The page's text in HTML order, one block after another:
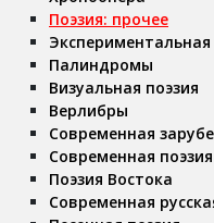
Поэзия: прочее
Экспериментальная
Палиндромы
Визуальная поэзия
Верлибры
Современная
Современная поэзия
Поэзия Востока
Современная